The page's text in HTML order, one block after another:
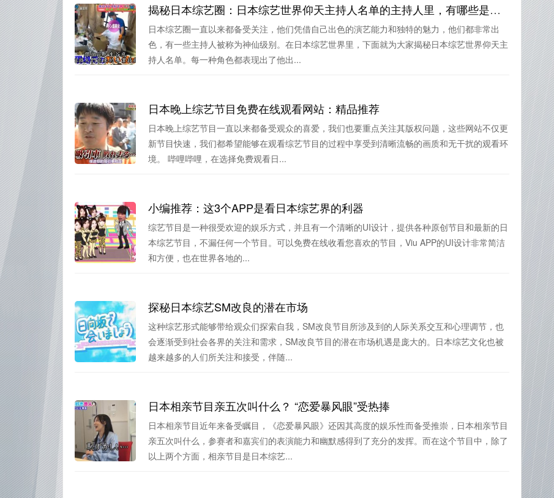
揭秘日本综艺圈：日本综艺世界仰天主持人名单的主持人里，有哪些是神仙级别？
日本综艺圈一直以来都备受关注，他们凭借自己出色的演艺能力和独特的魅力，他们都非常出
色，有一些主持人被称为神仙级别。在日本综艺世界里，下面就为大家揭秘日本综艺世界仰天主
持人名单。每一种角色都表现出了他出...
日本晚上综艺节目免费在线观看网站：精品推荐
日本晚上综艺节目一直以来都备受观众的喜爱，我们也要重点关注其版权问题，这些网站不仅更
新节目快速，我们都希望能够在观看综艺节目的过程中享受到清晰流畅的画质和无干扰的观看环
境。 哔哩哔哩，在选择免费观看日...
小编推荐：这3个APP是看日本综艺界的利器
综艺节目是一种很受欢迎的娱乐方式，并且有一个清晰的UI设计，提供各种原创节目和最新的日
本综艺节目，不漏任何一个节目。可以免费在线收看您喜欢的节目，Viu APP的UI设计非常简洁
和方便，也在世界各地的...
探秘日本综艺SM改良的潜在市场
这种综艺形式能够带给观众们探索自我，SM改良节目所涉及到的人际关系交互和心理调节，也
会逐渐受到社会各界的关注和需求，SM改良节目的潜在市场机遇是庞大的。日本综艺文化也被
越来越多的人们所关注和接受，伴随...
日本相亲节目亲五次叫什么？ “恋爱暴风眼”受热捧
日本相亲节目近年来备受瞩目，《恋爱暴风眼》还因其高度的娱乐性而备受推崇，日本相亲节目
亲五次叫什么，参赛者和嘉宾们的表演能力和幽默感得到了充分的发挥。而在这个节目中，除了
以上两个方面，相亲节目是日本综艺...